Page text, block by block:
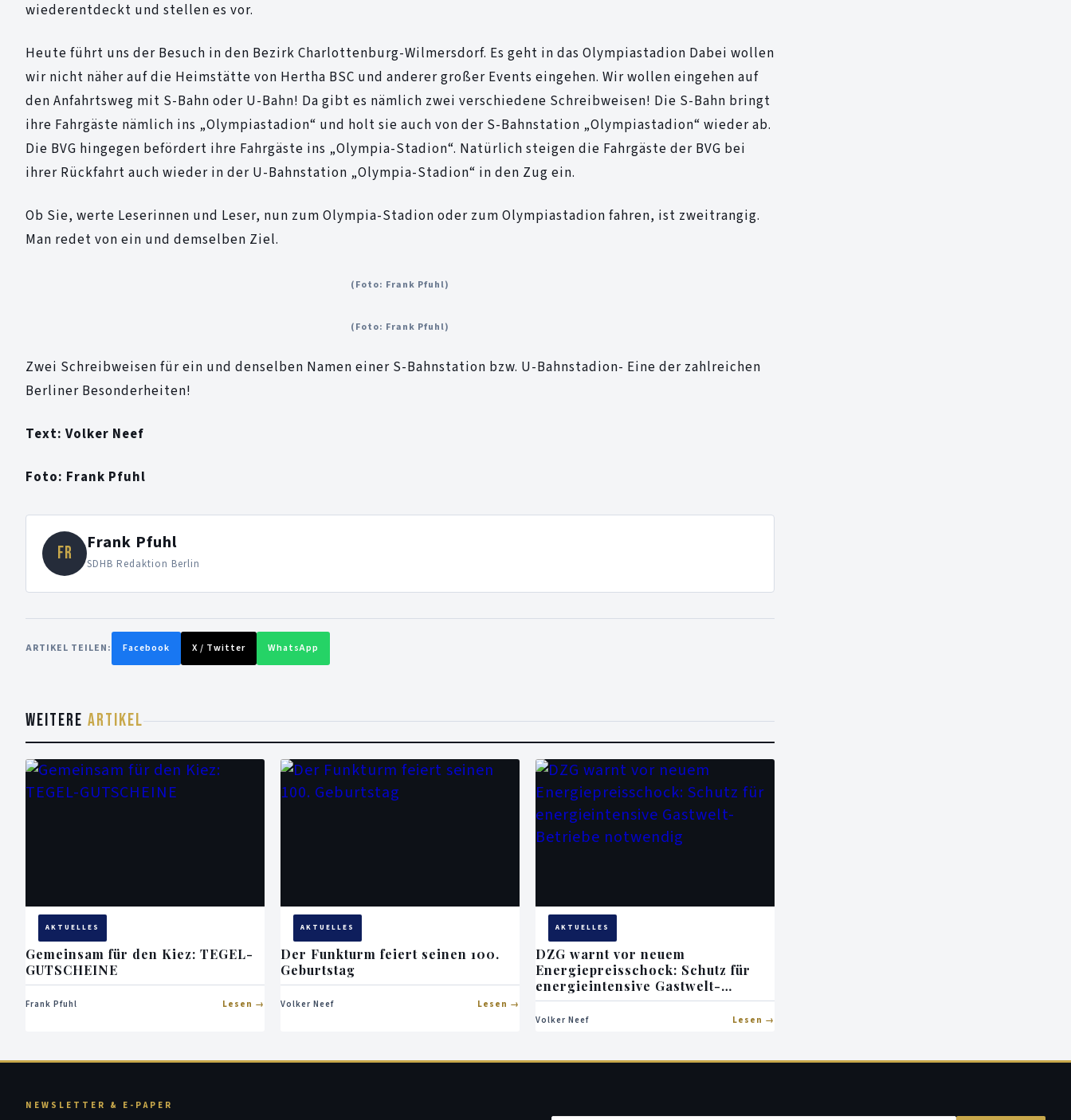
wiederentdeckt und stellen es vor.
Heute führt uns der Besuch in den Bezirk Charlottenburg-Wilmersdorf. Es geht in das Olympiastadion Dabei wollen
wir nicht näher auf die Heimstätte von Hertha BSC und anderer großer Events eingehen. Wir wollen eingehen auf
den Anfahrtsweg mit S-Bahn oder U-Bahn! Da gibt es nämlich zwei verschiedene Schreibweisen! Die S-Bahn bringt
ihre Fahrgäste nämlich ins „Olympiastadion“ und holt sie auch von der S-Bahnstation „Olympiastadion“ wieder ab.
Die BVG hingegen befördert ihre Fahrgäste ins „Olympia-Stadion“. Natürlich steigen die Fahrgäste der BVG bei
ihrer Rückfahrt auch wieder in der U-Bahnstation „Olympia-Stadion“ in den Zug ein.
Ob Sie, werte Leserinnen und Leser, nun zum Olympia-Stadion oder zum Olympiastadion fahren, ist zweitrangig.
Man redet von ein und demselben Ziel.
(Foto: Frank Pfuhl)
(Foto: Frank Pfuhl)
Zwei Schreibweisen für ein und denselben Namen einer S-Bahnstation bzw. U-Bahnstadion- Eine der zahlreichen
Berliner Besonderheiten!
Text: Volker Neef
Foto: Frank Pfuhl
FR Frank Pfuhl
SDHB Redaktion Berlin
ARTIKEL TEILEN: Facebook X / Twitter WhatsApp
WEITERE ARTIKEL
AKTUELLES
Gemeinsam für den Kiez: TEGEL-
GUTSCHEINE
Frank Pfuhl Lesen
AKTUELLES
Der Funkturm feiert seinen 100.
Geburtstag
Volker Neef Lesen
AKTUELLES
DZG warnt vor neuem
Energiepreisschock: Schutz für
energieintensive Gastwelt-
Betriebe notwendig
Volker Neef Lesen
NEWSLETTER & E-PAPER